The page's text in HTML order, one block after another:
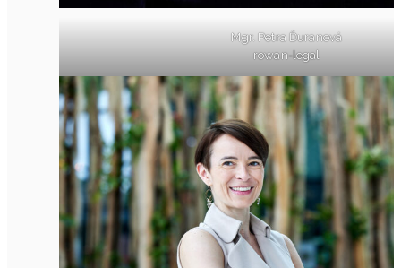
Mgr. Petra Ďuranová
rowan-legal